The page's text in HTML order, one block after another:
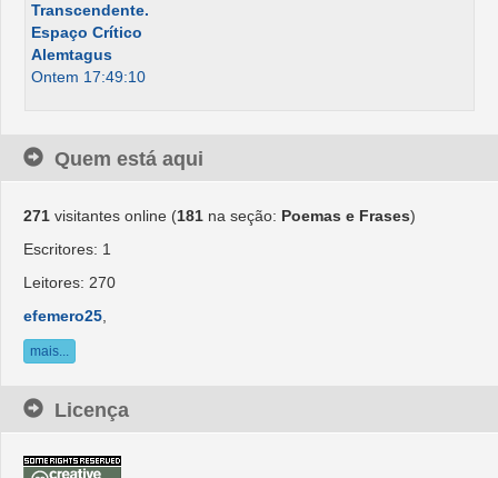
Transcendente.
Espaço Crítico
Alemtagus
Ontem 17:49:10
Quem está aqui
271 visitantes online (181 na seção: Poemas e Frases)
Escritores: 1
Leitores: 270
efemero25,
mais...
Licença